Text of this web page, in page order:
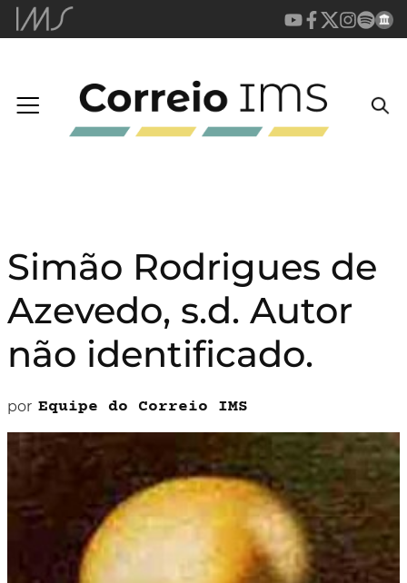
Simão Rodrigues de
Azevedo, s.d. Autor
não identificado.
por Equipe do Correio IMS